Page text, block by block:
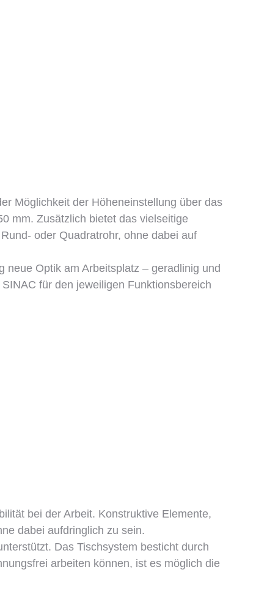
Möglichkeit der Höheneinstellung über das
mm. Zusätzlich bietet das vielseitige
oder Quadratrohr, ohne dabei auf
neue Optik am Arbeitsplatz – geradlinig und
für den jeweiligen Funktionsbereich
bei der Arbeit. Konstruktive Elemente,
dabei aufdringlich zu sein.
Das Tischsystem besticht durch
arbeiten können, ist es möglich die